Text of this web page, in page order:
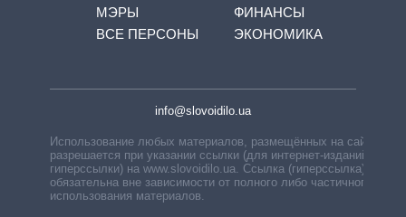
МЭРЫ
ВСЕ ПЕРСОНЫ
ФИНАНСЫ
ЭКОНОМИКА
info@slovoidilo.ua
Использование любых материалов, размещённых на сайте,
разрешается при указании ссылки (для интернет-изданий —
гиперссылки) на www.slovoidilo.ua. Ссылка (гиперссылка)
обязательна вне зависимости от полного либо частичного
использования материалов.